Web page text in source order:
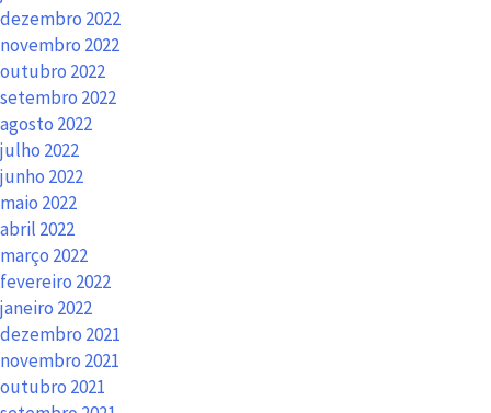
dezembro 2022
novembro 2022
outubro 2022
setembro 2022
agosto 2022
julho 2022
junho 2022
maio 2022
abril 2022
março 2022
fevereiro 2022
janeiro 2022
dezembro 2021
novembro 2021
outubro 2021